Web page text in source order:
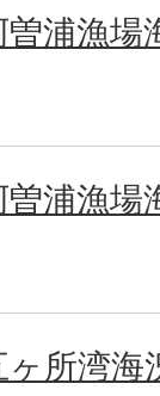
浦漁場
浦漁場
所湾海